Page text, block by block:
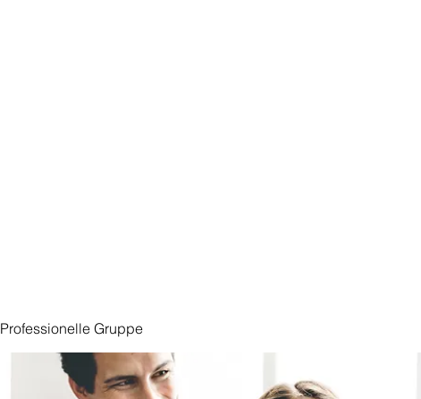
Professionelle Gruppe